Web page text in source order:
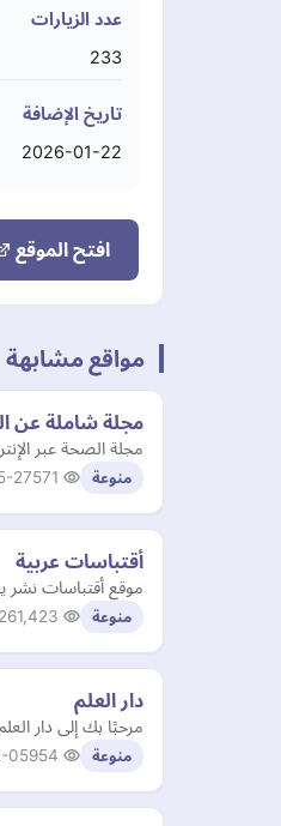
عدد الزيارات
233
تاريخ الإضافة
2026-01-22
افتح الموقع
مواقع مشابهة
مجلة شاملة عن
مجلة الصحة عبر
منوعة 27
أقتباسات عربية
موقع أقتباسات نشر
منوعة
دار العلم
مرحبًا بك إلى دار
منوعة 05